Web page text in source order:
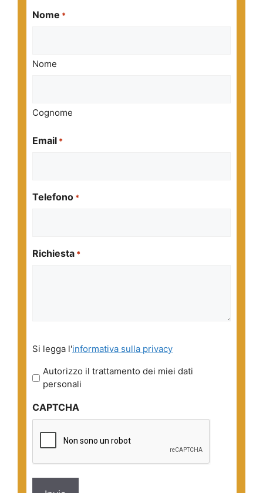
Nome *
Nome
Cognome
Email *
Telefono *
Richiesta *
legga
l'informativa
sulla
*
Si legga l'informativa sulla privacy
Autorizzo il trattamento dei miei dati
personali
CAPTCHA